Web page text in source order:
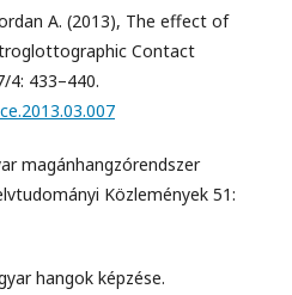
A. (2013), The effect of
Contact
4: 433–440.
magánhangzórendszer
Közlemények 51:
hangok képzése.